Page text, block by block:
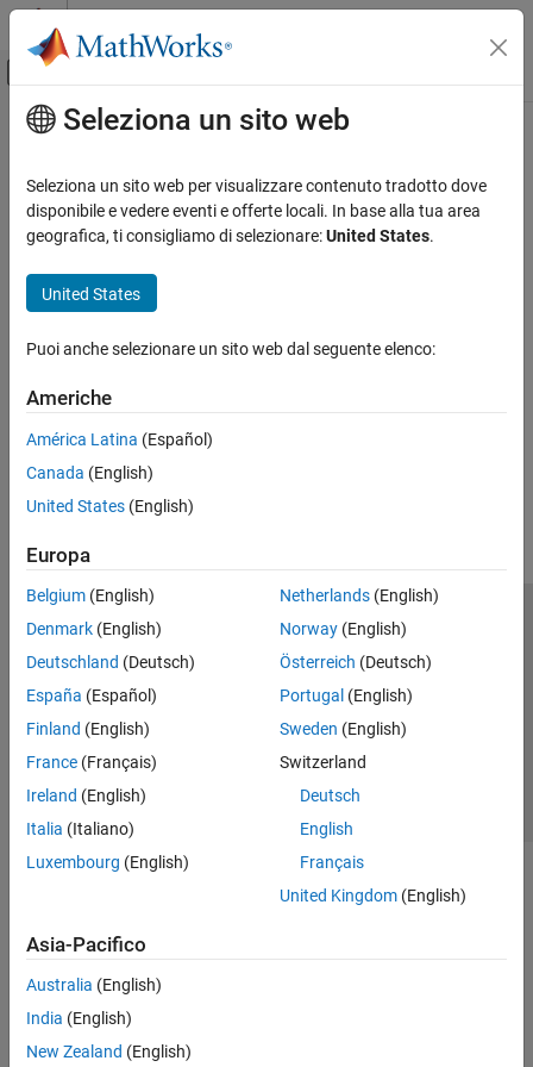
Vai al contenuto
Attiva/disattiva menu di navigazione
Pagina iniziale della documentazione
Contenuto principale
How useful was this information?
Seleziona un sito web
Seleziona un sito web per visualizzare contenuto tradotto dove
disponibile e vedere eventi e offerte locali. In base alla tua area
geografica, ti consigliamo di selezionare:United States.
United States
Puoi anche selezionare un sito web dal seguente elenco:
Americhe
América Latina (Español)
Canada (English)
United States (English)
Europa
Belgium (English)
Denmark (English)
Deutschland (Deutsch)
España (Español)
Finland (English)
France (Français)
Ireland (English)
Italia (Italiano)
Luxembourg (English)
Netherlands(English)
Norway(English)
Österreich (Deutsch)
Portugal (English)
Sweden (English)
Switzerland
Deutsch
English
Français
United Kingdom(English)
Asia-Pacifico
Australia (English)
India (English)
New Zealand (English)
Centro di fiducia
Informativa sulla privacy
Antipirateria
Stato dell'applicazione
Contatti
© 1994-2026 The MathWorks, Inc.